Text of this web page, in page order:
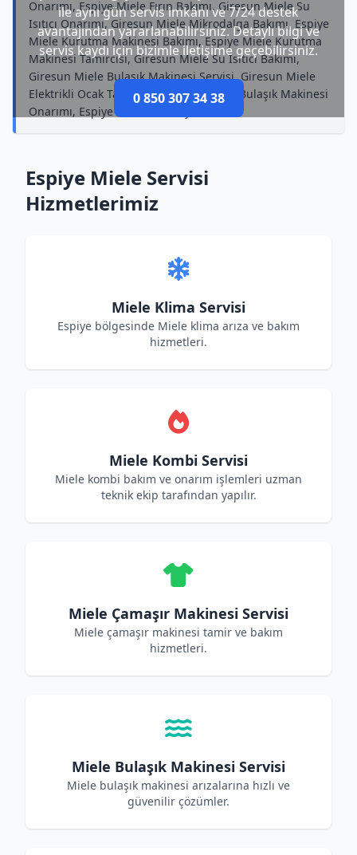
ile aynı gün servis imkânı ve 7/24 destek
avantajından yararlanabilirsiniz. Detaylı bilgi ve
servis kaydı için bizimle iletişime geçebilirsiniz.
0 850 307 34 38
Onarımı, Espiye Miele Fırın Bakımı, Giresun Miele Su
Isıtıcı Onarımı, Giresun Miele Mikrodalga Bakımı, Espiye
Miele Kurutma Makinesi Bakımı, Espiye Miele Kurutma
Makinesi Tamircisi, Giresun Miele Su Isıtıcı Bakımı,
Giresun Miele Bulaşık Makinesi Servisi, Giresun Miele
Elektrikli Ocak Tamircisi, Giresun Miele Bulaşık Makinesi
Onarımı, Espiye Miele Televizyon Bakımı
Espiye Miele Servisi
Hizmetlerimiz
Miele Klima Servisi
Espiye bölgesinde Miele klima arıza ve bakım
hizmetleri.
Miele Kombi Servisi
Miele kombi bakım ve onarım işlemleri uzman
teknik ekip tarafından yapılır.
Miele Çamaşır Makinesi Servisi
Miele çamaşır makinesi tamir ve bakım
hizmetleri.
Miele Bulaşık Makinesi Servisi
Miele bulaşık makinesi arızalarına hızlı ve
güvenilir çözümler.